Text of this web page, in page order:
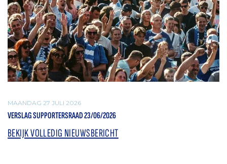
MAANDAG 27 JULI 2026
VERSLAG SUPPORTERSRAAD 23/06/2026
BEKIJK VOLLEDIG NIEUWSBERICHT